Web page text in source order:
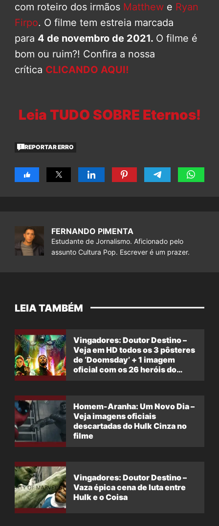
com roteiro dos irmãos Matthew e Ryan
Firpo. O filme tem estreia marcada
para 4 de novembro de 2021. O filme é
bom ou ruim?! Confira a nossa
crítica CLICANDO AQUI!
Leia TUDO SOBRE Eternos!
REPORTAR ERRO
FERNANDO PIMENTA
Estudante de Jornalismo. Aficionado pelo
assunto Cultura Pop. Escrever é um prazer.
LEIA TAMBÉM
Vingadores: Doutor Destino –
Veja em HD todos os 3 pôsteres
de ‘Doomsday’ + 1 imagem
oficial com os 26 heróis do
Homem-Aranha: Um Novo Dia –
Veja imagens oficiais
descartadas do Hulk Cinza no
filme
Vingadores: Doutor Destino –
Vaza épica cena de luta entre
Hulk e o Coisa